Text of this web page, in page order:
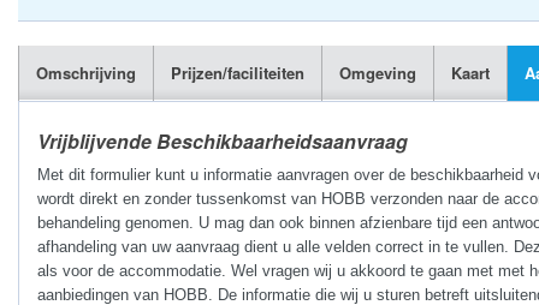
Omschrijving Prijzen/faciliteiten Omgeving Kaart
Vrijblijvende Beschikbaarheidsaanvraag
Met dit formulier kunt u informatie aanvragen over de beschikbaarheid
wordt direkt en zonder tussenkomst van HOBB verzonden naar de
behandeling genomen. U mag dan ook binnen afzienbare tijd een
afhandeling van uw aanvraag dient u alle velden correct in te vullen.
als voor de accommodatie. Wel vragen wij u akkoord te gaan met met
aanbiedingen van HOBB. De informatie die wij u sturen betreft